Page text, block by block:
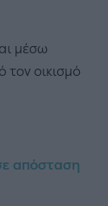
μέσω
οικισμό
απόσταση